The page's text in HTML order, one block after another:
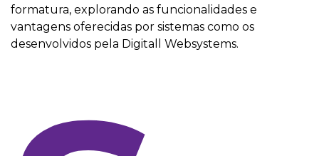
formatura, explorando as funcionalidades e
vantagens oferecidas por sistemas como os
desenvolvidos pela Digitall Websystems.